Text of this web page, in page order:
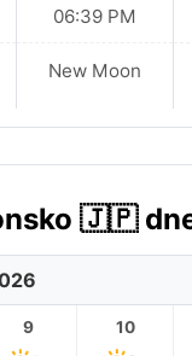
06:39 PM
New Moon
🇯🇵
9 10